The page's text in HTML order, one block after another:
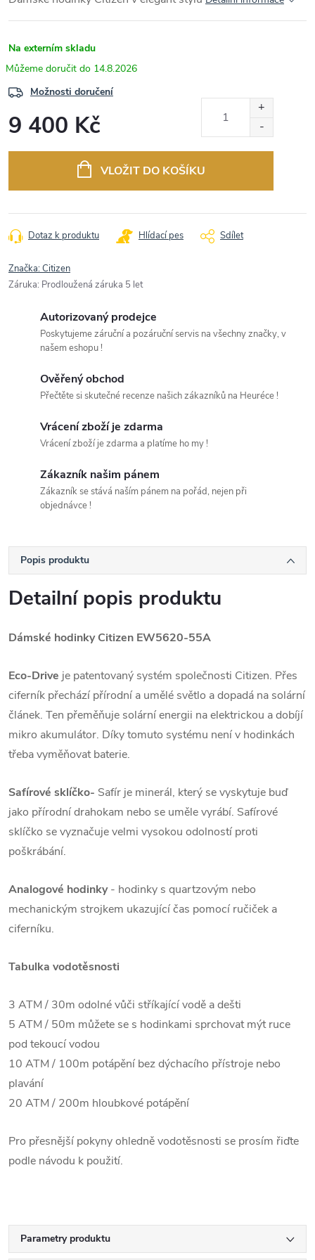
Na externím skladu
14.8.2026
Možnosti doručení
9 400 Kč
VLOŽIT DO KOŠÍKU
Dotaz k produktu Hlídací pes Sdílet
Značka:Citizen
Záruka: Prodloužená záruka 5 let
Autorizovaný prodejce
Poskytujeme záruční a pozáruční servis na všechny značky, v
našem eshopu !
Ověřený obchod
Přečtěte si skutečné recenze našich zákazníků na Heuréce !
Vrácení zboží je zdarma
Vrácení zboží je zdarma a platíme ho my !
Zákazník našim pánem
Zákazník se stává naším pánem na pořád, nejen při
objednávce !
Popis produktu
Detailní popis produktu
Dámské hodinky Citizen EW5620-55A
Eco-Drive je patentovaný systém společnosti Citizen. Přes
ciferník přechází přírodní a umělé světlo a dopadá na solární
článek. Ten přeměňuje solární energii na elektrickou a dobíjí
mikro akumulátor. Díky tomuto systému není v hodinkách
třeba vyměňovat baterie.
Safírové sklíčko- Safír je minerál, který se vyskytuje buď
jako přírodní drahokam nebo se uměle vyrábí. Safírové
sklíčko se vyznačuje velmi vysokou odolností proti
poškrábání.
Analogové hodinky- hodinky s quartzovým nebo
mechanickým strojkem ukazující čas pomocí ručiček a
ciferníku.
Tabulka vodotěsnosti
3 ATM / 30m odolné vůči stříkající vodě a dešti
5 ATM / 50m můžete se s hodinkami sprchovat mýt ruce
pod tekoucí vodou
10 ATM / 100m potápění bez dýchacího přístroje nebo
plavání
20 ATM / 200m hloubkové potápění
Pro přesnější pokyny ohledně vodotěsnosti se prosím řiďte
podle návodu k použití.
Parametry produktu